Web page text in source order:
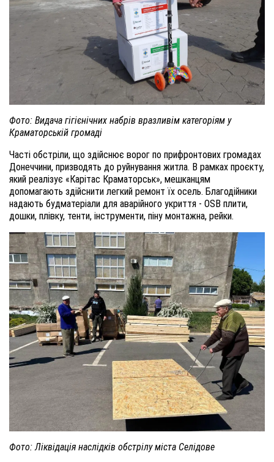
Фото: Видача гігієнічних набрів вразливім категоріям у
Краматорській громаді
Часті обстріли, що здійснює ворог по прифронтових громадах
Донеччини, призводять до руйнування житла. В рамках проєкту,
який реалізує «Карітас Краматорськ», мешканцям
допомагають здійснити легкий ремонт їх осель. Благодійники
надають будматеріали для аварійного укриття - OSB плити,
дошки, плівку, тенти, інструменти, піну монтажна, рейки.
Фото: Ліквідація наслідків обстрілу міста Селідове